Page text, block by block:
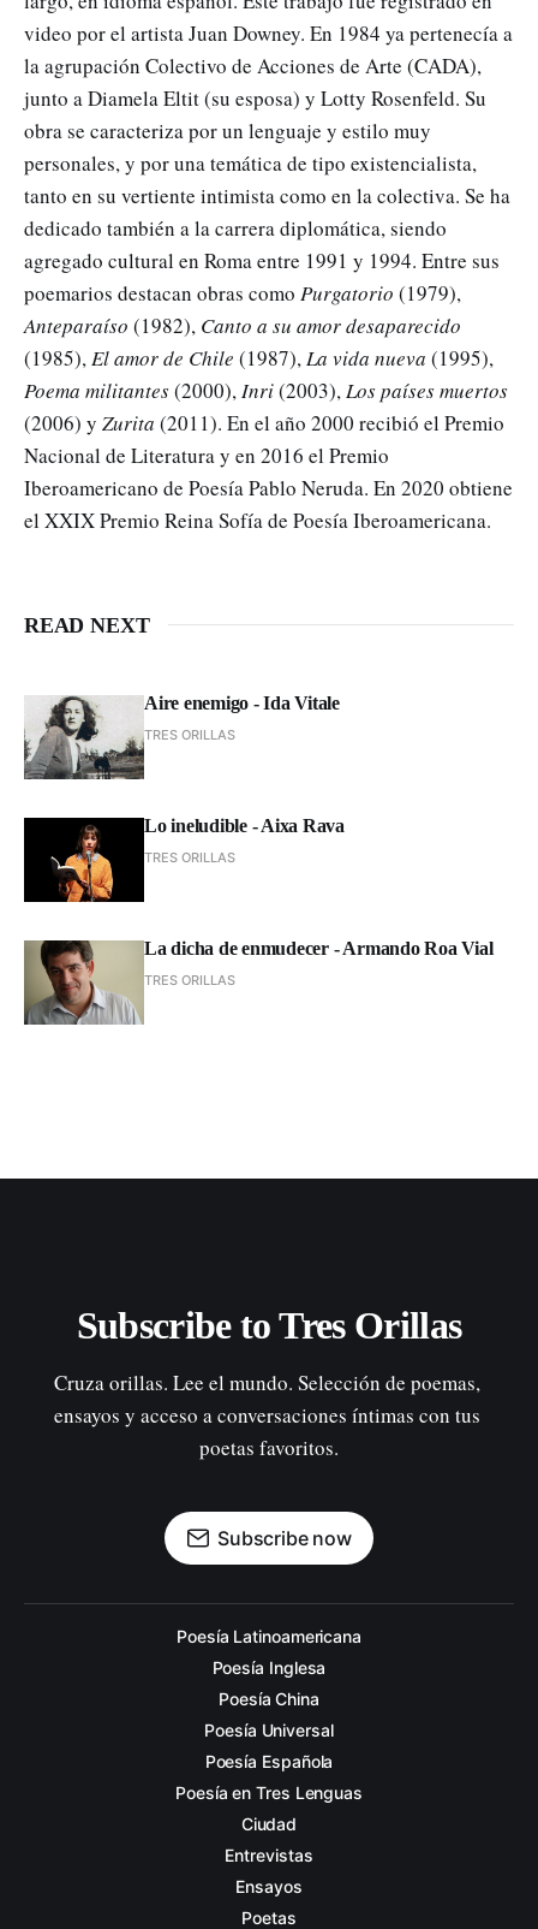
video por el artista Juan Downey. En 1984 ya pertenecía a
la agrupación Colectivo de Acciones de Arte (CADA),
junto a Diamela Eltit (su esposa) y Lotty Rosenfeld. Su
obra se caracteriza por un lenguaje y estilo muy
personales, y por una temática de tipo existencialista,
tanto en su vertiente intimista como en la colectiva. Se ha
dedicado también a la carrera diplomática, siendo
agregado cultural en Roma entre 1991 y 1994. Entre sus
poemarios destacan obras como Purgatorio (1979),
Anteparaíso (1982), Canto a su amor desaparecido
(1985),El amor de Chile (1987),La vida nueva (1995),
Poema militantes(2000),Inri(2003),Los países muertos
(2006) y Zurita (2011). En el año 2000 recibió el Premio
Nacional de Literatura y en 2016 el Premio
Iberoamericano de Poesía Pablo Neruda. En 2020 obtiene
el XXIX Premio Reina Sofía de Poesía Iberoamericana.
READ NEXT
Aire enemigo - Ida Vitale
TRES ORILLAS
Lo ineludible - Aixa Rava
TRES ORILLAS
La dicha de enmudecer - Armando Roa Vial
TRES ORILLAS
Subscribe to Tres Orillas
Cruza orillas. Lee el mundo. Selección de poemas,
ensayos y acceso a conversaciones íntimas con tus
poetas favoritos.
Subscribe now
Poesía Latinoamericana
Poesía Inglesa
Poesía China
Poesía Universal
Poesía Española
Poesía en Tres Lenguas
Ciudad
Entrevistas
Ensayos
Poetas